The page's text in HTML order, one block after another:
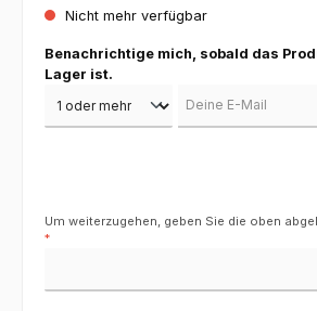
Nicht mehr verfügbar
Benachrichtige mich, sobald das
Lager ist.
Um weiterzugehen, geben Sie die oben
*